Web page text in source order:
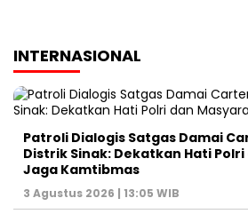
INTERNASIONAL
Patroli Dialogis Satgas Damai
Distrik Sinak: Dekatkan Hati
Jaga Kamtibmas
3 Agustus 2026 | 13:05 WIB